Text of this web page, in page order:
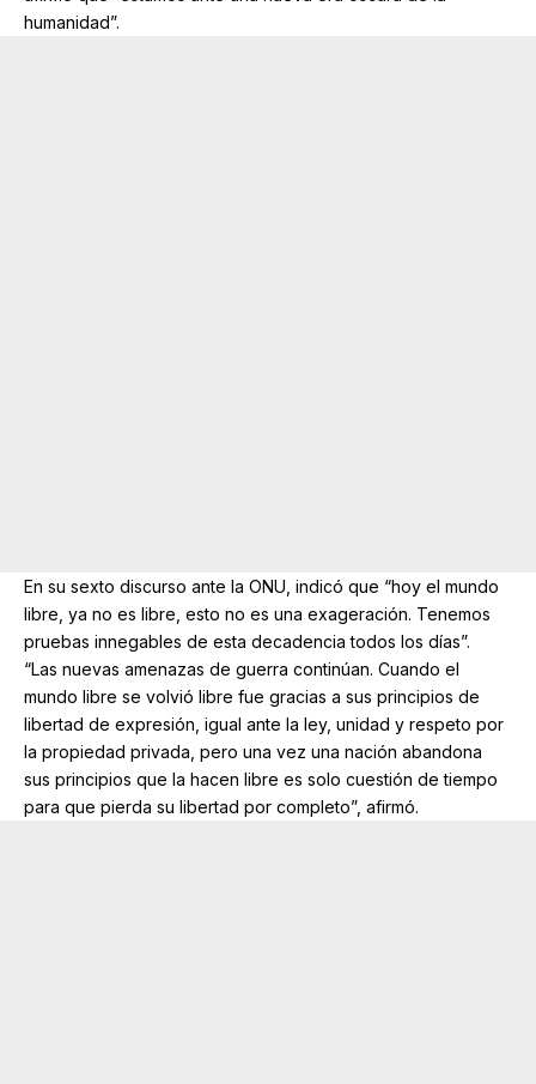
humanidad”.
En su sexto discurso ante la ONU, indicó que “hoy el mundo
libre, ya no es libre, esto no es una exageración. Tenemos
pruebas innegables de esta decadencia todos los días”.
“Las nuevas amenazas de guerra continúan. Cuando el
mundo libre se volvió libre fue gracias a sus principios de
libertad de expresión, igual ante la ley, unidad y respeto por
la propiedad privada, pero una vez una nación abandona
sus principios que la hacen libre es solo cuestión de tiempo
para que pierda su libertad por completo”, afirmó.